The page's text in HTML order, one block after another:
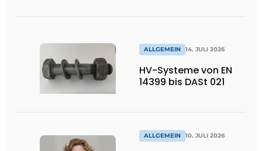
ALLGEMEIN 14. JULI 2026
HV-Systeme von EN
14399 bis DASt 021
ALLGEMEIN 10. JULI 2026